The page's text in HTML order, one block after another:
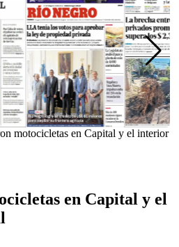
motocicletas en Capital y el interior
en Capital y el